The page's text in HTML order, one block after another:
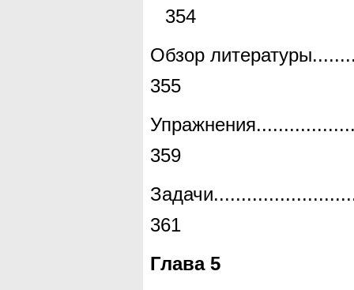
354
Обзор литературы
355
Упражнения
359
Задачи
361
Глава 5